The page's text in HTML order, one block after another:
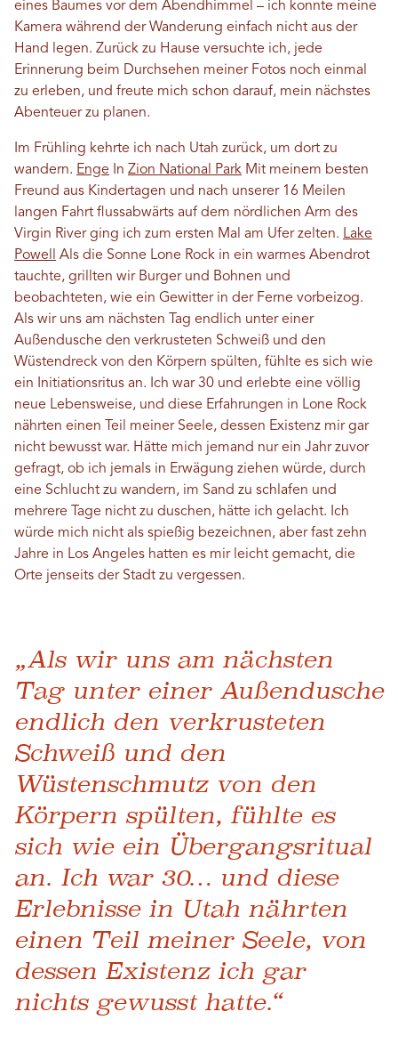
eines Baumes vor dem Abendhimmel – ich konnte meine
Kamera während der Wanderung einfach nicht aus der
Hand legen. Zurück zu Hause versuchte ich, jede
Erinnerung beim Durchsehen meiner Fotos noch einmal
zu erleben, und freute mich schon darauf, mein nächstes
Abenteuer zu planen.
Im Frühling kehrte ich nach Utah zurück, um dort zu
wandern. Enge In Zion National Park Mit meinem besten
Freund aus Kindertagen und nach unserer 16 Meilen
langen Fahrt flussabwärts auf dem nördlichen Arm des
Virgin River ging ich zum ersten Mal am Ufer zelten. Lake
Powell Als die Sonne Lone Rock in ein warmes Abendrot
tauchte, grillten wir Burger und Bohnen und
beobachteten, wie ein Gewitter in der Ferne vorbeizog.
Als wir uns am nächsten Tag endlich unter einer
Außendusche den verkrusteten Schweiß und den
Wüstendreck von den Körpern spülten, fühlte es sich wie
ein Initiationsritus an. Ich war 30 und erlebte eine völlig
neue Lebensweise, und diese Erfahrungen in Lone Rock
nährten einen Teil meiner Seele, dessen Existenz mir gar
nicht bewusst war. Hätte mich jemand nur ein Jahr zuvor
gefragt, ob ich jemals in Erwägung ziehen würde, durch
eine Schlucht zu wandern, im Sand zu schlafen und
mehrere Tage nicht zu duschen, hätte ich gelacht. Ich
würde mich nicht als spießig bezeichnen, aber fast zehn
Jahre in Los Angeles hatten es mir leicht gemacht, die
Orte jenseits der Stadt zu vergessen.
„Als wir uns am nächsten
Tag unter einer Außendusche
endlich den verkrusteten
Schweiß und den
Wüstenschmutz von den
Körpern spülten, fühlte es
sich wie ein Übergangsritual
an. Ich war 30… und diese
Erlebnisse in Utah nährten
einen Teil meiner Seele, von
dessen Existenz ich gar
nichts gewusst hatte.“